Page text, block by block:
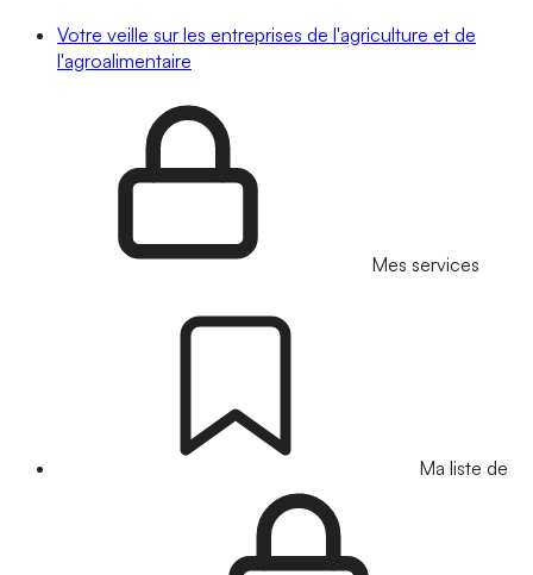
Votre veille sur les entreprises de l'agriculture et de
l'agroalimentaire
Mes services
Ma liste de